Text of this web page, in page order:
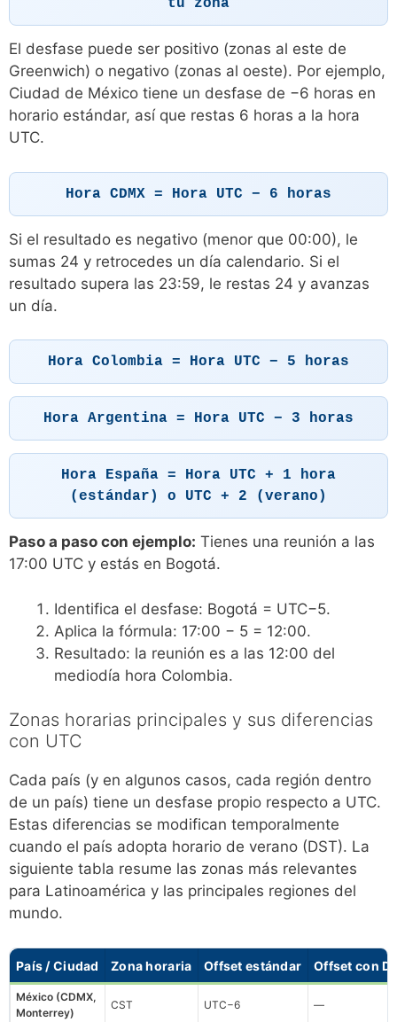
tu zona
El desfase puede ser positivo (zonas al este de
Greenwich) o negativo (zonas al oeste). Por ejemplo,
Ciudad de México tiene un desfase de −6 horas en
horario estándar, así que restas 6 horas a la hora
UTC.
Hora CDMX = Hora UTC − 6 horas
Si el resultado es negativo (menor que 00:00), le
sumas 24 y retrocedes un día calendario. Si el
resultado supera las 23:59, le restas 24 y avanzas
un día.
Hora Colombia = Hora UTC − 5 horas
Hora Argentina = Hora UTC − 3 horas
Hora España = Hora UTC + 1 hora
(estándar) o UTC + 2 (verano)
Paso a paso con ejemplo: Tienes una reunión a las
17:00 UTC y estás en Bogotá.
Identifica el desfase: Bogotá = UTC−5.
Aplica la fórmula: 17:00 − 5 = 12:00.
Resultado: la reunión es a las 12:00 del
mediodía hora Colombia.
Zonas horarias principales y sus diferencias
con UTC
Cada país (y en algunos casos, cada región dentro
de un país) tiene un desfase propio respecto a UTC.
Estas diferencias se modifican temporalmente
cuando el país adopta horario de verano (DST). La
siguiente tabla resume las zonas más relevantes
para Latinoamérica y las principales regiones del
mundo.
País / Ciudad Zona horaria Offset estándar Offset con
México (CDMX,
Monterrey)
CST UTC−6 —